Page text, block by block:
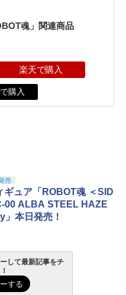
魂」関連商品
楽天で購入
購入
売
ギュア「ROBOT魂 ＜SID
00 ALBA STEEL HAZE
本日発売！
して最新記事をチ